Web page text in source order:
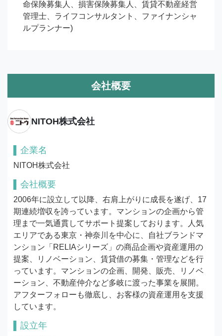
命保険募集人、損害保険募集人、賃貸不動産経営
管理士、ライフコンサルタント、ファイナンシャ
ルプランナー)
会社概要
NITOH株式会社
企業名
NITOH株式会社
会社概要
2006年に設立して以降、右肩上がりに成長を遂げ、17
期連続増収を誇っています。マンションの企画から管
理まで一気通貫してサポート提案しております。人気
エリアである東京・神奈川を中心に、自社ブランドマ
ンション「RELIAシリーズ」の商品企画や資産運用の
提案、リノベーション、賃貸借の募集・管理などを行
っています。マンションの企画、開発、販売、リノベ
ーション、不動産仲介など多岐に渡った事業を展開。
アフターフォローも徹底し、お客様の資産運用を支援
しています。
設立年